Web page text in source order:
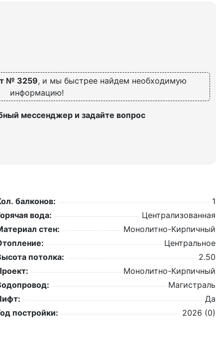
№ 3259, и мы быстрее найдем необходимую
информацию!
мессенджер и задайте вопрос
балконов:
1
вода:
Централизованная
стен:
Монолитно-Кирпичный
Центральное
потолка:
2.50
Монолитно-Кирпичный
Магистраль
Да
постройки:
2026 (0)